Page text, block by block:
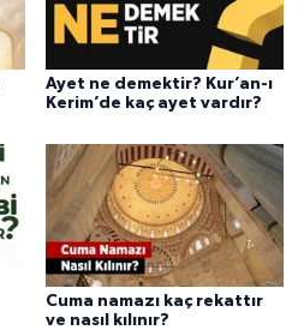
Ayet ne demektir? Kur’an-ı
Kerim’de kaç ayet vardır?
Cuma namazı kaç rekattır
ve nasıl kılınır?